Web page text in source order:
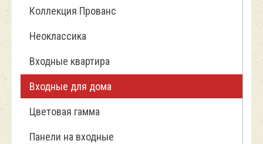
Коллекция Прованс
Неоклассика
Входные квартира
Входные для дома
Цветовая гамма
Панели на входные